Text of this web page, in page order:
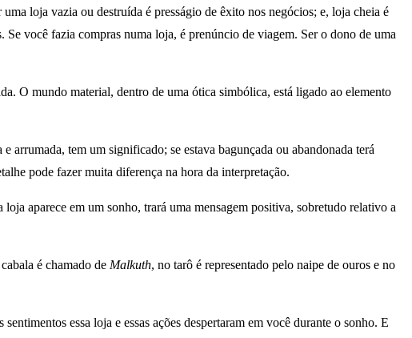
loja vazia ou destruída é presságio de êxito nos negócios; e, loja cheia é
você fazia compras numa loja, é prenúncio de viagem. Ser o dono de uma
O mundo material, dentro de uma ótica simbólica, está ligado ao elemento
arrumada, tem um significado; se estava bagunçada ou abandonada terá
pode fazer muita diferença na hora da interpretação.
aparece em um sonho, trará uma mensagem positiva, sobretudo relativo a
é chamado de Malkuth, no tarô é representado pelo naipe de ouros e no
essa loja e essas ações despertaram em você durante o sonho. E